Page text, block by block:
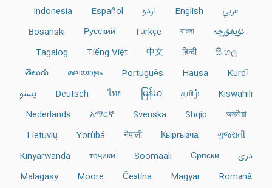
عربي English اردو Español
Indonesia
ئۇيغۇرچە
বাংলা
Türkçe
Русский
Bosanski
සිංහල
हिन्दी
中文
Tiếng Việt
Tagalog
Kurdî
Hausa
Português
മലയാളം
తెలుగు
Kiswahili
தமிழ்
မြန်မာ
ไทย
Deutsch
پښتو
অসমীয়া
Shqip
Svenska
አማርኛ
Nederlands
ગુજરાતી
Кыргызча
नेपाली
Yorùbá
Lietuvių
دری
Српски
Soomaali
тоҷикӣ
Kinyarwanda
Română
Magyar
Čeština
Moore
Malagasy